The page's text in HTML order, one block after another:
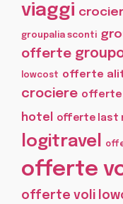
viaggi
groupalia sconti
offerte
lowcost offerte
crociere
hotel
offerte last
logitravel
offerte
offerte voli